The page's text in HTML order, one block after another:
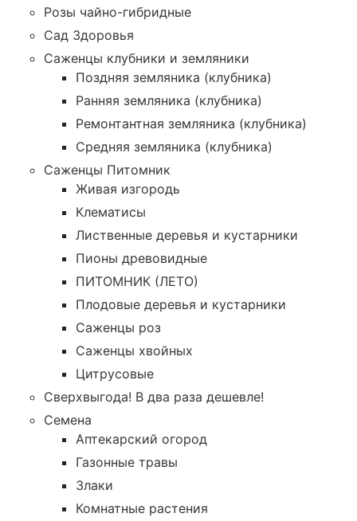
Розы чайно-гибридные
Сад Здоровья
Саженцы клубники и земляники
Поздняя земляника (клубника)
Ранняя земляника (клубника)
Ремонтантная земляника (клубника)
Средняя земляника (клубника)
Саженцы Питомник
Живая изгородь
Клематисы
Лиственные деревья и кустарники
Пионы древовидные
ПИТОМНИК (ЛЕТО)
Плодовые деревья и кустарники
Саженцы роз
Саженцы хвойных
Цитрусовые
Сверхвыгода! В два раза дешевле!
Семена
Аптекарский огород
Газонные травы
Злаки
Комнатные растения